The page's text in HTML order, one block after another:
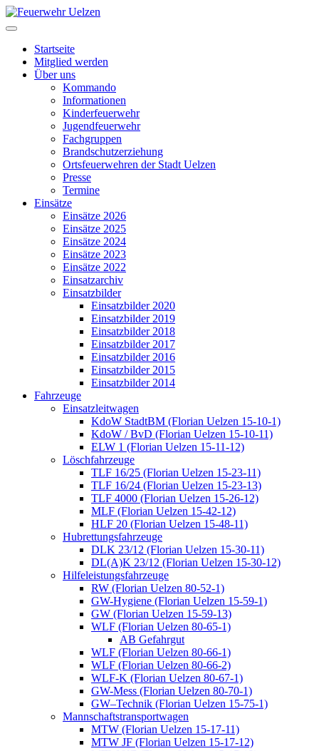
Startseite
Mitglied werden
Über uns
Kommando
Informationen
Kinderfeuerwehr
Jugendfeuerwehr
Fachgruppen
Brandschutzerziehung
Ortsfeuerwehren der Stadt Uelzen
Presse
Termine
Einsätze
Einsätze 2026
Einsätze 2025
Einsätze 2024
Einsätze 2023
Einsätze 2022
Einsatzarchiv
Einsatzbilder
Einsatzbilder 2020
Einsatzbilder 2019
Einsatzbilder 2018
Einsatzbilder 2017
Einsatzbilder 2016
Einsatzbilder 2015
Einsatzbilder 2014
Fahrzeuge
Einsatzleitwagen
KdoW StadtBM (Florian Uelzen 15-10-1)
KdoW / BvD (Florian Uelzen 15-10-11)
ELW 1 (Florian Uelzen 15-11-12)
Löschfahrzeuge
TLF 16/25 (Florian Uelzen 15-23-11)
TLF 16/24 (Florian Uelzen 15-23-13)
TLF 4000 (Florian Uelzen 15-26-12)
MLF (Florian Uelzen 15-42-12)
HLF 20 (Florian Uelzen 15-48-11)
Hubrettungsfahrzeuge
DLK 23/12 (Florian Uelzen 15-30-11)
DL(A)K 23/12 (Florian Uelzen 15-30-12)
Hilfeleistungsfahrzeuge
RW (Florian Uelzen 80-52-1)
GW-Hygiene (Florian Uelzen 15-59-1)
GW (Florian Uelzen 15-59-13)
WLF (Florian Uelzen 80-65-1)
AB Gefahrgut
WLF (Florian Uelzen 80-66-1)
WLF (Florian Uelzen 80-66-2)
WLF-K (Florian Uelzen 80-67-1)
GW-Mess (Florian Uelzen 80-70-1)
GW–Technik (Florian Uelzen 15-75-1)
Mannschaftstransportwagen
MTW (Florian Uelzen 15-17-11)
MTW JF (Florian Uelzen 15-17-12)